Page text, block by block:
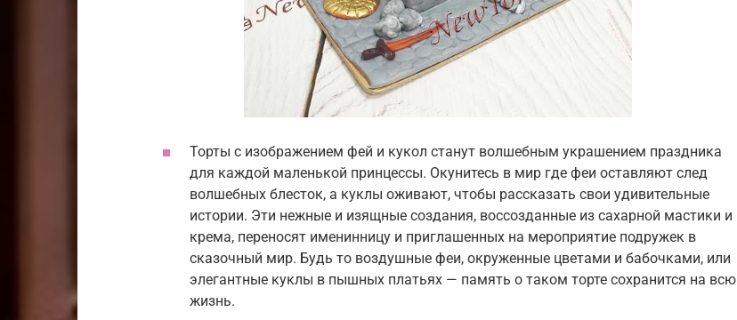
Торты с изображением фей и кукол станут волшебным украшением праздника
для каждой маленькой принцессы. Окунитесь в мир где феи оставляют след
волшебных блесток, а куклы оживают, чтобы рассказать свои удивительные
истории. Эти нежные и изящные создания, воссозданные из сахарной мастики и
крема, переносят именинницу и приглашенных на мероприятие подружек в
сказочный мир. Будь то воздушные феи, окруженные цветами и бабочками, или
элегантные куклы в пышных платьях — память о таком торте сохранится на всю
жизнь.